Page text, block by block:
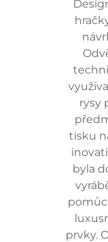
rysy
tisku
byla
prvky.